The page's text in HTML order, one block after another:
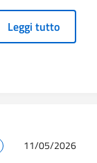
Leggi tuttoabout
11/05/2026